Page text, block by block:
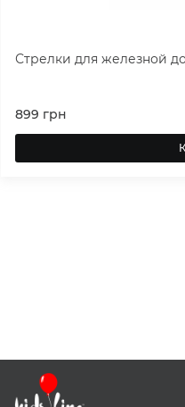
Стрелки для железной
899 грн